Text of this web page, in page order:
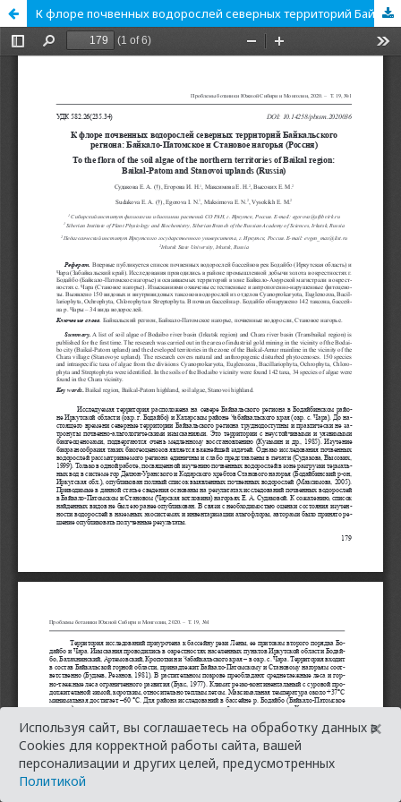
К флоре почвенных водорослей северных территорий Байкальского региона: Байкало-Патомское и Становое нагорья (Россия)
Используя сайт, вы соглашаетесь на обработку данных в
Cookies для корректной работы сайта, вашей
персонализации и других целей, предусмотренных
Политикой
×